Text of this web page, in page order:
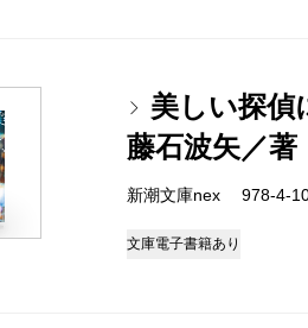
美しい探偵
藤石波矢／著
新潮文庫nex 978-4-
文庫電子書籍あり